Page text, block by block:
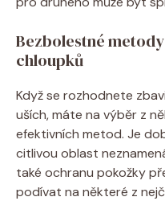
Bezbolestné
chloupků
Když se rozhodnete
uších, máte na výběr z
efektivních metod. Je
citlivou oblast
také ochranu pokožky
podívat na některé z